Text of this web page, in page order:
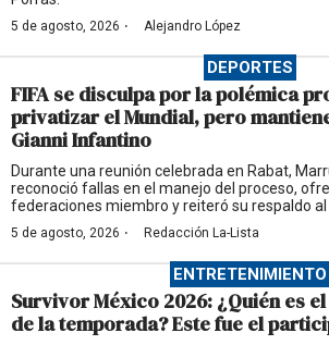
5 de agosto, 2026 · Alejandro López
DEPORTES
FIFA se disculpa por la polémica
privatizar el Mundial, pero
Gianni Infantino
Durante una reunión celebrada en Rabat,
reconoció fallas en el manejo del proceso,
federaciones miembro y reiteró su respaldo
5 de agosto, 2026 · Redacción La-Lista
ENTRETENIMIENTO
Survivor México 2026: ¿Quién es
de la temporada? Este fue el